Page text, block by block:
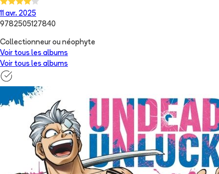
11 avr. 2025
9782505127840
Collectionneur ou néophyte
Voir tous les albums
Voir tous les albums